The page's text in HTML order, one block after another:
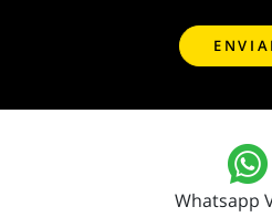
Whatsapp